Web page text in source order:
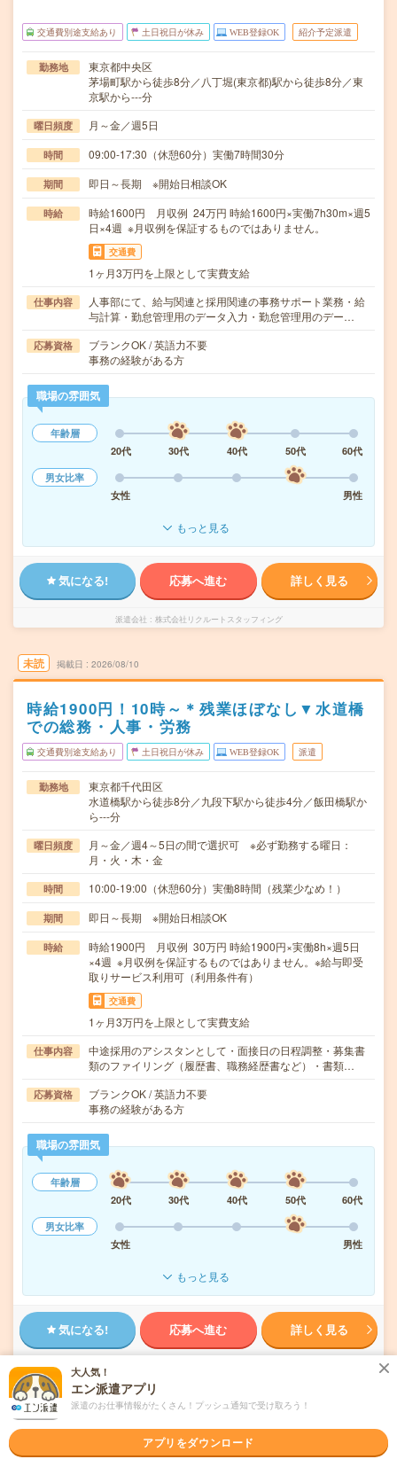
交通費別途支給あり 土日祝日が休み WEB登録OK 紹介予定派遣
勤務地
東京都中央区
茅場町駅から徒歩8分／八丁堀(東京都)駅から徒歩8分／東
京駅から---分
曜日頻度 月～金／週5日
時間 09:00-17:30（休憩60分）実働7時間30分
期間 即日～長期 ※開始日相談OK
時給
時給1600円 月収例 24万円 時給1600円×実働7h30m×週5
日×4週 ※月収例を保証するものではありません。
交通費
1ヶ月3万円を上限として実費支給
仕事内容
人事部にて、給与関連と採用関連の事務サポート業務・給
与計算・勤怠管理用のデータ入力・勤怠管理用のデー…
応募資格
ブランクOK / 英語力不要
事務の経験がある方
職場の雰囲気
年齢層
20代
30代 40代 50代
60代
男女比率
女性
男性
もっと見る
気になる! 応募へ進む 詳しく見る
派遣会社 株式会社リクルートスタッフィング
未読 掲載日 2026/08/10
時給1900円！10時～＊残業ほぼなし▼水道橋
での総務・人事・労務
交通費別途支給あり 土日祝日が休み WEB登録OK 派遣
勤務地
東京都千代田区
水道橋駅から徒歩8分／九段下駅から徒歩4分／飯田橋駅か
ら---分
曜日頻度
月～金／週4～5日の間で選択可 ※必ず勤務する曜日：
月・火・木・金
時間 10:00-19:00（休憩60分）実働8時間（残業少なめ！）
期間 即日～長期 ※開始日相談OK
時給
時給1900円 月収例 30万円 時給1900円×実働8h×週5日
×4週 ※月収例を保証するものではありません。※給与即受
取りサービス利用可（利用条件有）
交通費
1ヶ月3万円を上限として実費支給
仕事内容
中途採用のアシスタンとして・面接日の日程調整・募集書
類のファイリング（履歴書、職務経歴書など）・書類…
応募資格
ブランクOK / 英語力不要
事務の経験がある方
職場の雰囲気
年齢層
20代
30代 40代 50代
60代
男女比率
女性
男性
もっと見る
気になる! 応募へ進む 詳しく見る
未読 掲載日 2026/08/10
時給1800円！残業ほぼなし▼若松河田での総
大人気！
エン派遣アプリ
派遣のお仕事情報がたくさん！プッシュ通知で受け取ろう！
アプリをダウンロード